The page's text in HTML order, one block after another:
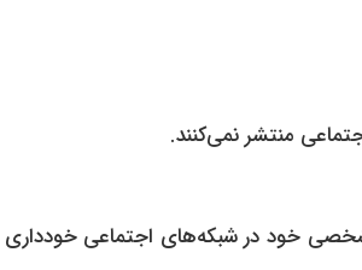
منتشر نمی‌کنند.
شخصی خود در شبکه‌های اجتماعی خودداری